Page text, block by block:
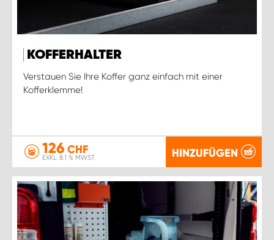
KOFFERHALTER
Verstauen Sie Ihre Koffer ganz einfach mit einer
Kofferklemme!
126 CHF
EXKL. 8.1 % MWST. HINZUFÜGEN